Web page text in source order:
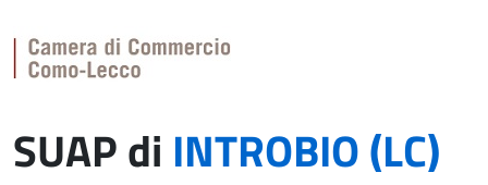
SUAP di INTROBIO (LC)